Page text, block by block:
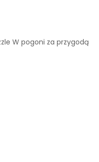
W pogoni za przygodą